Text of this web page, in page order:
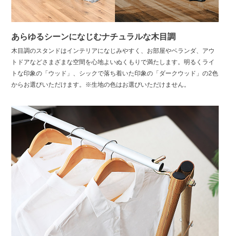
あらゆるシーンになじむナチュラルな木目調
木目調のスタンドはインテリアになじみやすく、お部屋やベランダ、アウ
トドアなどさまざまな空間を心地よいぬくもりで満たします。明るくライ
トな印象の「ウッド」、シックで落ち着いた印象の「ダークウッド」の2色
からお選びいただけます。※生地の色はお選びいただけません。